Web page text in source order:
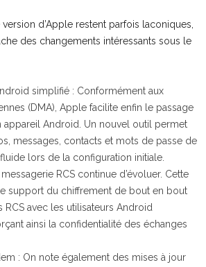
d’Apple restent parfois laconiques,
des changements intéressants sous le
simplifié : Conformément aux
(DMA), Apple facilite enfin le passage
appareil Android. Un nouvel outil permet
messages, contacts et mots de passe de
lors de la configuration initiale.
messagerie RCS continue d’évoluer. Cette
support du chiffrement de bout en bout
RCS avec les utilisateurs Android
ainsi la confidentialité des échanges
: On note également des mises à jour